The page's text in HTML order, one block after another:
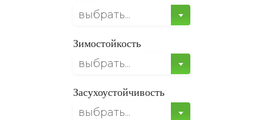
выбрать...
Зимостойкость
выбрать...
Засухоустойчивость
выбрать...